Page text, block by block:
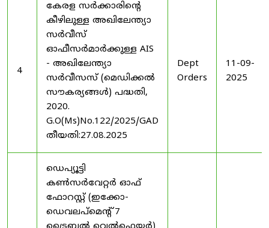
4
കേരള സർക്കാരിന്റെ
കീഴിലുള്ള അഖിലേന്ത്യാ
സർവീസ്
ഓഫീസർമാർക്കുള്ള AIS
- അഖിലേന്ത്യാ
സർവീസസ് (മെഡിക്കൽ
സൗകര്യങ്ങൾ) പദ്ധതി,
2020.
G.O(Ms)No.122/2025/GAD
തീയതി:27.08.2025
Dept
Orders
11-09-
2025
ഡെപ്യൂട്ടി
കൺസർവേറ്റർ ഓഫ്
ഫോറസ്റ്റ് (ഇക്കോ-
ഡെവലപ്മെന്റ് 7